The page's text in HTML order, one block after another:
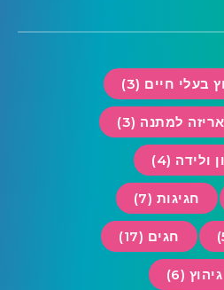
בעלי חיים (3)
אריזה למתנה (3)
ולידה (4)
חגיגות (7)
חגים (17)
(6)